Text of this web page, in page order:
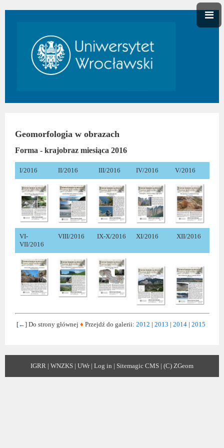
Geomorfologia w obrazach
Forma - krajobraz miesiąca 2016
I/2016 II/2016 III/2016 IV/2016 V/2016
VI-
VII/2016
VIII/2016 IX-X/2016 XI/2016 XII/2016
[←] Do strony głównej ♦ Przejdź do galerii: 2012 | 2013 | 2014| 2015
IGRR | WNZKS | UWr| Log in | Sitemagic CMS | (C) ZGeom